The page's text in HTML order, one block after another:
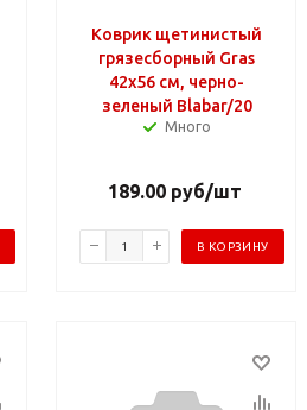
Коврик щетинистый
грязесборный Gras
42х56 см, черно-
зеленый Blabar/20
Много
189.00руб/шт
В КОРЗИНУ